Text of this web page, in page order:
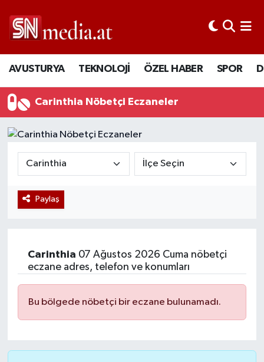
AVUSTURYA TEKNOLOJİ ÖZEL HABER SPOR
Carinthia Nöbetçi Eczaneler
Paylaş
Carinthia 07 Ağustos 2026 Cuma nöbetçi
eczane adres, telefon ve konumları
Bu bölgede nöbetçi bir eczane bulunamadı.